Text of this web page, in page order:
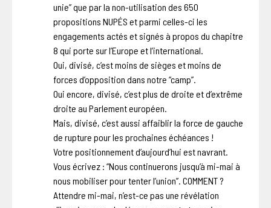
unie” que par la non-utilisation des 650
propositions NUPÉS et parmi celles-ci les
engagements actés et signés à propos du chapitre
8 qui porte sur l’Europe et l’international.
Oui, divisé, c’est moins de sièges et moins de
forces d’opposition dans notre “camp”.
Oui encore, divisé, c’est plus de droite et d’extrême
droite au Parlement européen.
Mais, divisé, c’est aussi affaiblir la force de gauche
de rupture pour les prochaines échéances !
Votre positionnement d’aujourd’hui est navrant.
Vous écrivez : “Nous continuerons jusqu’à mi-mai à
nous mobiliser pour tenter l’union”. COMMENT ?
Attendre mi-mai, n’est-ce pas une révélation